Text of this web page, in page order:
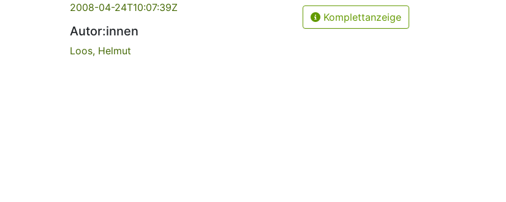
2008-04-24T10:07:39Z
Autor:innen
Loos, Helmut
Komplettanzeige